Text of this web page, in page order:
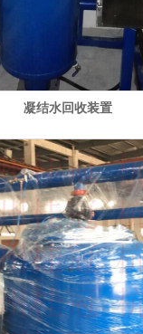
凝结水回收装置